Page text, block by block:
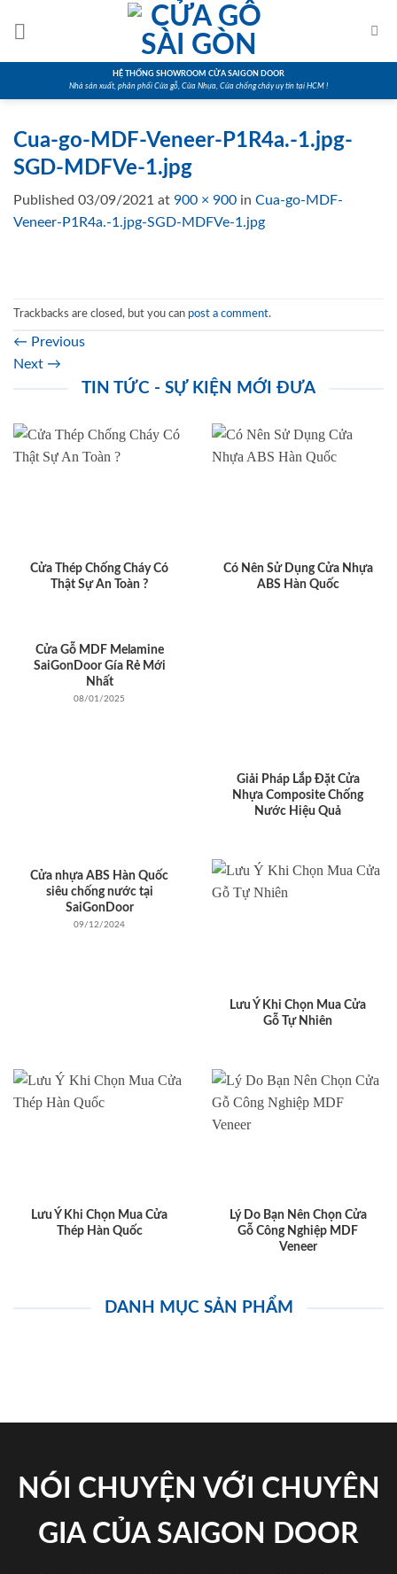
HỆ THỐNG SHOWROOM CỬA SAIGON DOOR
Nhà sản xuất, phân phối Cửa gỗ, Cửa Nhựa, Cửa chống cháy uy tín tại HCM !
Cua-go-MDF-Veneer-P1R4a.-1.jpg-
SGD-MDFVe-1.jpg
Published 03/09/2021 at 900 × 900 in Cua-go-MDF-
Veneer-P1R4a.-1.jpg-SGD-MDFVe-1.jpg
Trackbacks are closed, but you can post a comment.
← Previous
Next →
TIN TỨC - SỰ KIỆN MỚI ĐƯA
Cửa Thép Chống Cháy Có
Thật Sự An Toàn ?
Có Nên Sử Dụng Cửa Nhựa
ABS Hàn Quốc
Cửa Gỗ MDF Melamine
SaiGonDoor Gía Rẻ Mới
Nhất
08/01/2025
Giải Pháp Lắp Đặt Cửa
Nhựa Composite Chống
Nước Hiệu Quả
Cửa nhựa ABS Hàn Quốc
siêu chống nước tại
SaiGonDoor
09/12/2024
Lưu Ý Khi Chọn Mua Cửa
Gỗ Tự Nhiên
Lưu Ý Khi Chọn Mua Cửa
Thép Hàn Quốc
Lý Do Bạn Nên Chọn Cửa
Gỗ Công Nghiệp MDF
Veneer
DANH MỤC SẢN PHẨM
NÓI CHUYỆN VỚI CHUYÊN
GIA CỦA SAIGON DOOR